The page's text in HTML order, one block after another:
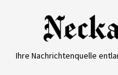
Ihre Nachrichtenquelle